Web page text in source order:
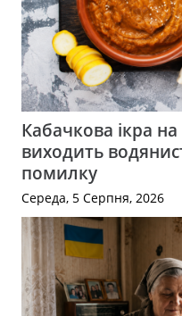
Кабачкова ікра
виходить
помилку
Середа, 5 Серпня, 2026